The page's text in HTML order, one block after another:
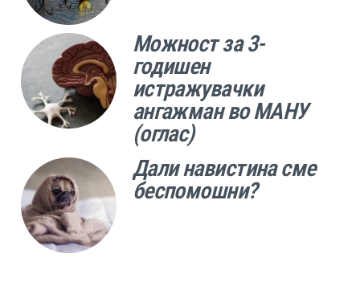
Можност за 3-
годишен
истражувачки
ангажман во МАНУ
(оглас)
Дали навистина сме
беспомошни?